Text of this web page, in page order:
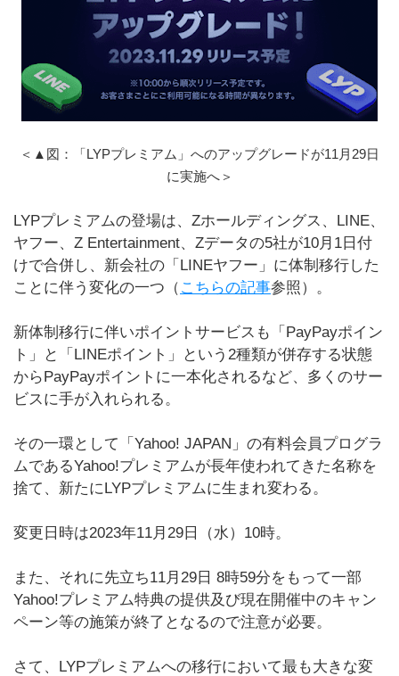
＜▲図：「LYPプレミアム」へのアップグレードが11月29日
に実施へ＞
LYPプレミアムの登場は、Zホールディングス、LINE、
ヤフー、Z Entertainment、Zデータの5社が10月1日付
けで合併し、新会社の「LINEヤフー」に体制移行した
ことに伴う変化の一つ（ こちらの記事参照）。
新体制移行に伴いポイントサービスも「PayPayポイン
ト」と「LINEポイント」という2種類が併存する状態
からPayPayポイントに一本化されるなど、多くのサー
ビスに手が入れられる。
その一環として「Yahoo! JAPAN」の有料会員プログラ
ムであるYahoo!プレミアムが長年使われてきた名称を
捨て、新たにLYPプレミアムに生まれ変わる。
変更日時は2023年11月29日（水）10時。
また、それに先立ち11月29日 8時59分をもって一部
Yahoo!プレミアム特典の提供及び現在開催中のキャン
ペーン等の施策が終了となるので注意が必要。
さて、LYPプレミアムへの移行において最も大きな変